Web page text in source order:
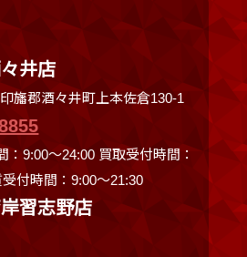
井店
旛郡酒々井町上本佐倉130-1
：9:00～24:00 買取受付時間：
付時間：9:00～21:30
習志野店